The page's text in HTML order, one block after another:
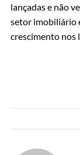
lançadas e não
setor imobiliário
crescimento nos